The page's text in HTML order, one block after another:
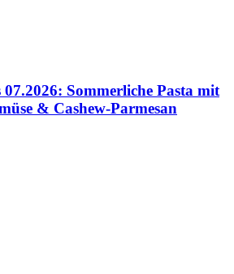
07.2026: Sommerliche Pasta mit
& Cashew-Parmesan